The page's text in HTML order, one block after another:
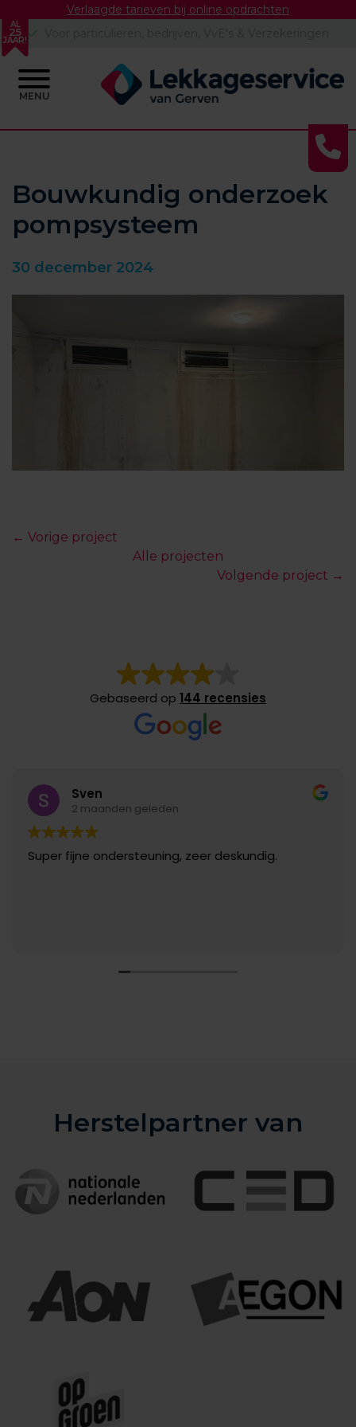
Verlaagde tarieven bij online opdrachten
Skip
MENU
AL
25
JAAR!
Bouwkundig onderzoek
pompsysteem
30 december 2024
← Vorige project
Alle projecten
Volgende project →
Gebaseerd op 144 recensies
Sven
2 maanden geleden
Super fijne ondersteuning, zeer deskundig.
Herstelpartner van